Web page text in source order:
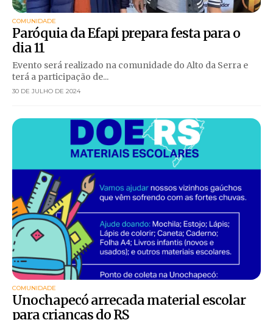
COMUNIDADE
Paróquia da Efapi prepara festa para o
dia 11
Evento será realizado na comunidade do Alto da Serra e
terá a participação de...
30 DE JULHO DE 2024
COMUNIDADE
Unochapecó arrecada material escolar
para crianças do RS